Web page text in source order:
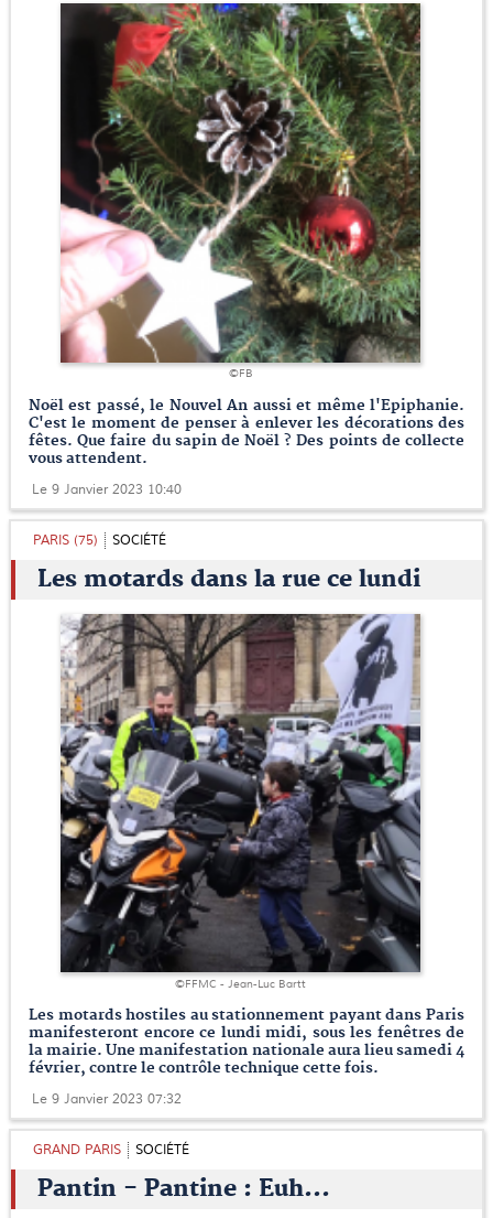
©FB
Noël est passé, le Nouvel An aussi et même l'Epiphanie.
C'est le moment de penser à enlever les décorations des
fêtes. Que faire du sapin de Noël ? Des points de collecte
vous attendent.
Le 9 Janvier 2023 10:40
PARIS (75) SOCIÉTÉ
Les motards dans la rue ce lundi
©FFMC - Jean-Luc Bartt
Les motards hostiles au stationnement payant dans Paris
manifesteront encore ce lundi midi, sous les fenêtres de
la mairie. Une manifestation nationale aura lieu samedi 4
février, contre le contrôle technique cette fois.
Le 9 Janvier 2023 07:32
GRAND PARIS SOCIÉTÉ
Pantin - Pantine : Euh...